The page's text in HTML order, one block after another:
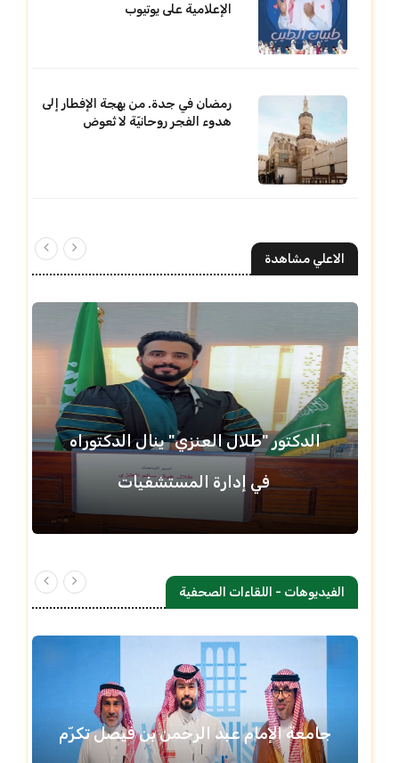
الإعلامية على يوتيوب
رمضان في جدة. من بهجة الإفطار إلى
هدوء الفجر روحانيّة لا تُعوض
الاعلي مشاهدة
الدكتور "طلال العنزي" ينال الدكتوراه
في إدارة المستشفيات
الفيديوهات - اللقاءات الصحفية
جامعة الإمام عبد الرحمن بن فيصل تكرّم